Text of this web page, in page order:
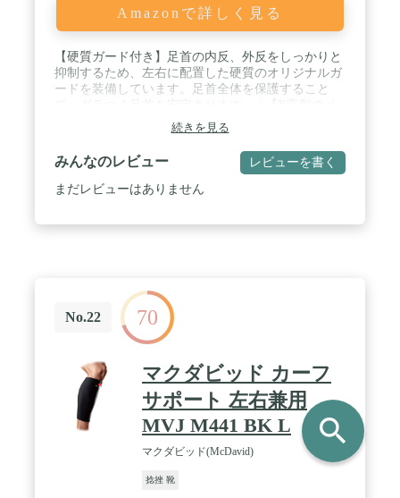
Amazonで詳しく見る
【硬質ガード付き】足首の内反、外反をしっかりと
抑制するため、左右に配置した硬質のオリジナルガ
ードを装備しています。足首全体を保護すること
ルト】生活テーピング理論に基づいた設計で、足首
部分にクロス状に施した強圧編みが、上下左右反対
方向にガチッと締められることで、足首の保護と安
定をサポートします。 / 【締めつけ感の調節が可
能】伸縮性がある素材を使用し、上下左右に伸縮す
ゆみなどに悩んでいる方にもおすすめの製品です。
/ 【快適な着用感】オープンヒール構造と肌側にメ
ッシュ生地を使用した3重構造で、ムレやベタつき
を抑えます。優れたフィット性と伸縮性があり、ス
ムーズな歩行をサポートします。また、靴を履いて
も邪魔になりません。
続きを見る
みんなのレビュー レビューを書く
まだレビューはありません
No.22 70
マクダビッド カーフ
サポート 左右兼用
MVJ M441 BK L
マクダビッド(McDavid)
捻挫 靴
search